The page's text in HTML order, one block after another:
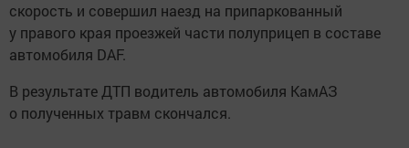
скорость и совершил наезд на припаркованный
у правого края проезжей части полуприцеп в составе
автомобиля DAF.
В результате ДТП водитель автомобиля КамАЗ
о полученных травм скончался.